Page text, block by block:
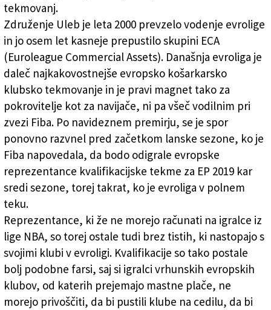
tekmovanj.
Združenje Uleb je leta 2000 prevzelo vodenje evrolige
in jo osem let kasneje prepustilo skupini ECA
(Euroleague Commercial Assets). Današnja evroliga je
daleč najkakovostnejše evropsko košarkarsko
klubsko tekmovanje in je pravi magnet tako za
pokrovitelje kot za navijače, ni pa všeč vodilnim pri
zvezi Fiba. Po navideznem premirju, se je spor
ponovno razvnel pred začetkom lanske sezone, ko je
Fiba napovedala, da bodo odigrale evropske
reprezentance kvalifikacijske tekme za EP 2019 kar
sredi sezone, torej takrat, ko je evroliga v polnem
teku.
Reprezentance, ki že ne morejo računati na igralce iz
lige NBA, so torej ostale tudi brez tistih, ki nastopajo s
svojimi klubi v evroligi. Kvalifikacije so tako postale
bolj podobne farsi, saj si igralci vrhunskih evropskih
klubov, od katerih prejemajo mastne plače, ne
morejo privoščiti, da bi pustili klube na cedilu, da bi